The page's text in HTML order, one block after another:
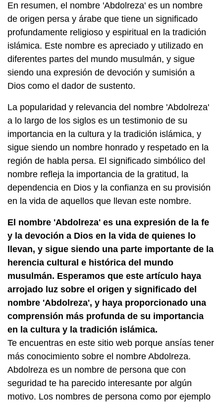
En resumen, el nombre 'Abdolreza' es un nombre
de origen persa y árabe que tiene un significado
profundamente religioso y espiritual en la tradición
islámica. Este nombre es apreciado y utilizado en
diferentes partes del mundo musulmán, y sigue
siendo una expresión de devoción y sumisión a
Dios como el dador de sustento.
La popularidad y relevancia del nombre 'Abdolreza'
a lo largo de los siglos es un testimonio de su
importancia en la cultura y la tradición islámica, y
sigue siendo un nombre honrado y respetado en la
región de habla persa. El significado simbólico del
nombre refleja la importancia de la gratitud, la
dependencia en Dios y la confianza en su provisión
en la vida de aquellos que llevan este nombre.
El nombre 'Abdolreza' es una expresión de la fe
y la devoción a Dios en la vida de quienes lo
llevan, y sigue siendo una parte importante de la
herencia cultural e histórica del mundo
musulmán. Esperamos que este artículo haya
arrojado luz sobre el origen y significado del
nombre 'Abdolreza', y haya proporcionado una
comprensión más profunda de su importancia
en la cultura y la tradición islámica.
Te encuentras en este sitio web porque ansías tener
más conocimiento sobre el nombre Abdolreza.
Abdolreza es un nombre de persona que con
seguridad te ha parecido interesante por algún
motivo. Los nombres de persona como por ejemplo